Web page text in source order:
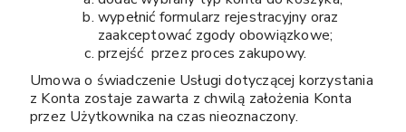
wypełnić formularz rejestracyjny oraz
zaakceptować zgody obowiązkowe;
przejść przez proces zakupowy.
Umowa o świadczenie Usługi dotyczącej korzystania
z Konta zostaje zawarta z chwilą założenia Konta
przez Użytkownika na czas nieoznaczony.